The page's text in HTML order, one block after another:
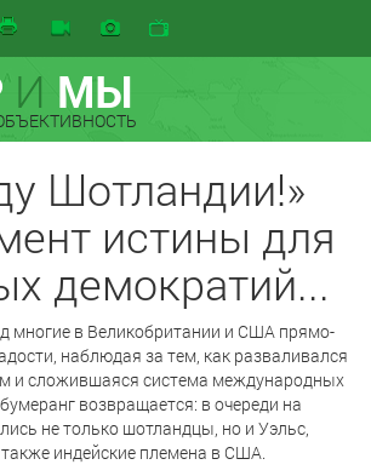
И МЫ
Шотландии!»
истины для
демократий...
многие в Великобритании и США прямо-
наблюдая за тем, как разваливался
и сложившаяся система международных
возвращается: в очереди на
не только шотландцы, но и Уэльс,
индейские племена в США.